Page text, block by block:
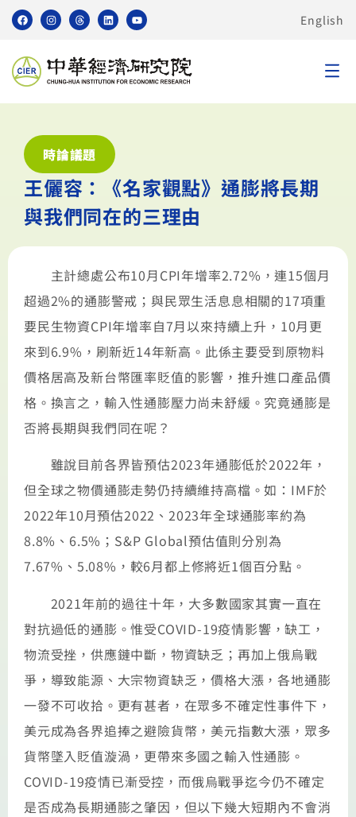
English
時論議題
王儷容：《名家觀點》通膨將長期
與我們同在的三理由
主計總處公布10月CPI年增率2.72%，連15個月
超過2%的通膨警戒；與民眾生活息息相關的17項重
要民生物資CPI年增率自7月以來持續上升，10月更
來到6.9%，刷新近14年新高。此係主要受到原物料
價格居高及新台幣匯率貶值的影響，推升進口產品價
格。換言之，輸入性通膨壓力尚未舒緩。究竟通膨是
否將長期與我們同在呢？
雖說目前各界皆預估2023年通膨低於2022年，
但全球之物價通膨走勢仍持續維持高檔。如：IMF於
2022年10月預估2022、2023年全球通膨率約為
8.8%、6.5%；S&P Global預估值則分別為
7.67%、5.08%，較6月都上修將近1個百分點。
2021年前的過往十年，大多數國家其實一直在
對抗過低的通膨。惟受COVID-19疫情影響，缺工，
物流受挫，供應鏈中斷，物資缺乏；再加上俄烏戰
爭，導致能源、大宗物資缺乏，價格大漲，各地通膨
一發不可收拾。更有甚者，在眾多不確定性事件下，
美元成為各界追捧之避險貨幣，美元指數大漲，眾多
貨幣墜入貶值漩渦，更帶來多國之輸入性通膨。
COVID-19疫情已漸受控，而俄烏戰爭迄今仍不確定
是否成為長期通膨之肇因，但以下幾大短期內不會消